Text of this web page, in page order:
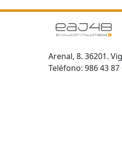
Arenal, 8. 36201.
Teléfono: 986 43 87